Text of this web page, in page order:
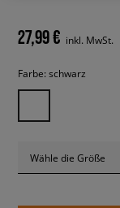
27,99 € inkl. MwSt.
Farbe: schwarz
Wähle die Größe